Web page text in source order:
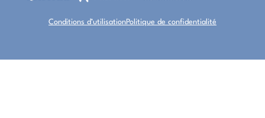
Conditions d’utilisationPolitique de confidentialité